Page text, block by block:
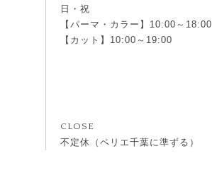
日・祝
【パーマ・カラー】10:00～18:00
【カット】10:00～19:00
CLOSE
不定休（ペリエ千葉に準ずる）